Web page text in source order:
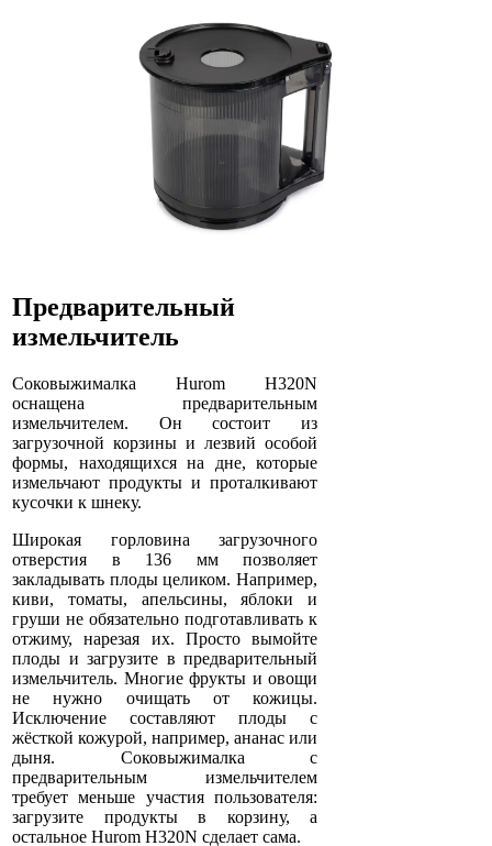
Предварительный
измельчитель
Соковыжималка Hurom H320N
оснащена предварительным
измельчителем. Он состоит из
загрузочной корзины и лезвий особой
формы, находящихся на дне, которые
измельчают продукты и проталкивают
кусочки к шнеку.
Широкая горловина загрузочного
отверстия в 136 мм позволяет
закладывать плоды целиком. Например,
киви, томаты, апельсины, яблоки и
груши не обязательно подготавливать к
отжиму, нарезая их. Просто вымойте
плоды и загрузите в предварительный
измельчитель. Многие фрукты и овощи
не нужно очищать от кожицы.
Исключение составляют плоды с
жёсткой кожурой, например, ананас или
дыня. Соковыжималка с
предварительным измельчителем
требует меньше участия пользователя:
загрузите продукты в корзину, а
остальное Hurom H320N сделает сама.